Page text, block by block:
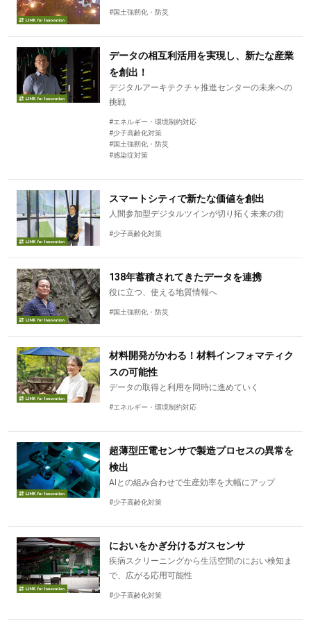
#国土強靭化・防災
データの相互利活用を実現し、新たな産業
を創出！
デジタルアーキテクチャ推進センターの未来への
挑戦
#エネルギー・環境制約対応
#少子高齢化対策
#国土強靭化・防災
#感染症対策
スマートシティで新たな価値を創出
人間参加型デジタルツインが切り拓く未来の街
#少子高齢化対策
138年蓄積されてきたデータを連携
役に立つ、使える地質情報へ
#国土強靭化・防災
材料開発がかわる！材料インフォマティク
スの可能性
データの取得と利用を同時に進めていく
#エネルギー・環境制約対応
超薄型圧電センサで製造プロセスの異常を
検出
AIとの組み合わせで生産効率を大幅にアップ
#少子高齢化対策
においをかぎ分けるガスセンサ
疾病スクリーニングから生活空間のにおい検知ま
で、広がる応用可能性
#少子高齢化対策